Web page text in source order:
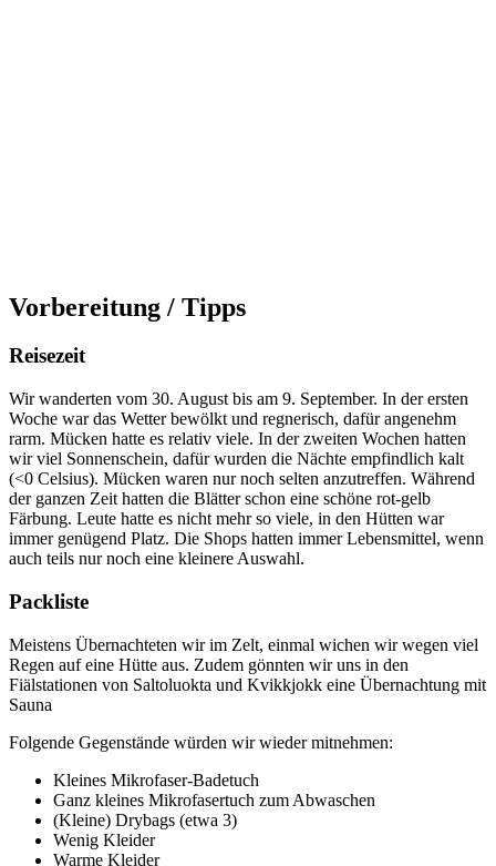
Vorbereitung / Tipps
Reisezeit
Wir wanderten vom 30. August bis am 9. September. In der ersten
Woche war das Wetter bewölkt und regnerisch, dafür angenehm
rarm. Mücken hatte es relativ viele. In der zweiten Wochen hatten
wir viel Sonnenschein, dafür wurden die Nächte empfindlich kalt
(<0 Celsius). Mücken waren nur noch selten anzutreffen. Während
der ganzen Zeit hatten die Blätter schon eine schöne rot-gelb
Färbung. Leute hatte es nicht mehr so viele, in den Hütten war
immer genügend Platz. Die Shops hatten immer Lebensmittel, wenn
auch teils nur noch eine kleinere Auswahl.
Packliste
Meistens Übernachteten wir im Zelt, einmal wichen wir wegen viel
Regen auf eine Hütte aus. Zudem gönnten wir uns in den
Fiälstationen von Saltoluokta und Kvikkjokk eine Übernachtung mit
Sauna
Folgende Gegenstände würden wir wieder mitnehmen:
Kleines Mikrofaser-Badetuch
Ganz kleines Mikrofasertuch zum Abwaschen
(Kleine) Drybags (etwa 3)
Wenig Kleider
Warme Kleider